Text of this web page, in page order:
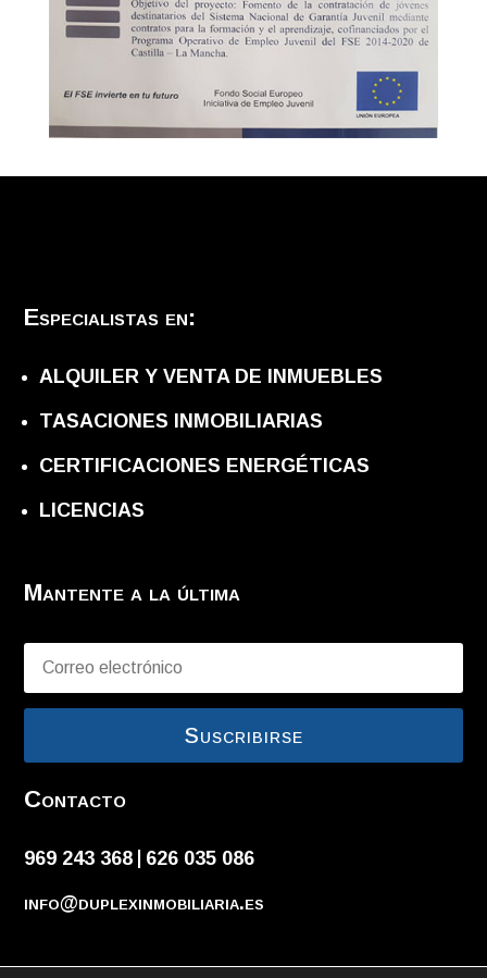
Especialistas en:
ALQUILER Y VENTA DE INMUEBLES
TASACIONES INMOBILIARIAS
CERTIFICACIONES ENERGÉTICAS
LICENCIAS
Mantente a la última
Suscribirse
Contacto
969 243 368 626 035 086
info@duplexinmobiliaria.es